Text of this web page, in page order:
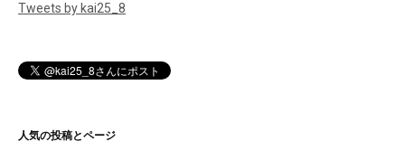
Tweets by kai25_8
人気の投稿とページ